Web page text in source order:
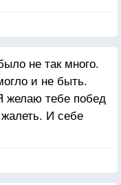
И разница
почти сбила
— подпитывает,
и обманчивым.
я прогоняю
этого еще
страдать, тоже
Времени?..
не так много.
и не быть.
желаю тебе побед
И себе